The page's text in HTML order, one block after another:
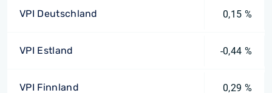
VPI Deutschland 0,15 %
VPI Estland -0,44 %
VPI Finnland 0,29 %